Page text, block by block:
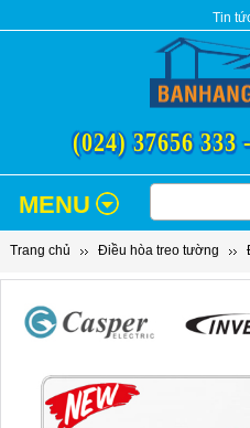
Tin
(024) 37656 333
MENU
Trang chủ Điều hòa treo tường